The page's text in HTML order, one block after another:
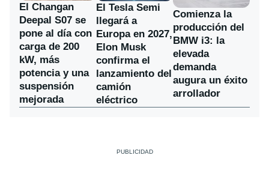
El Changan
Deepal S07 se
pone al día con
carga de 200
kW, más
potencia y una
suspensión
mejorada
El Tesla Semi
llegará a
Europa en 2027,
Elon Musk
confirma el
lanzamiento del
camión
eléctrico
Comienza la
producción del
BMW i3: la
elevada
demanda
augura un éxito
arrollador